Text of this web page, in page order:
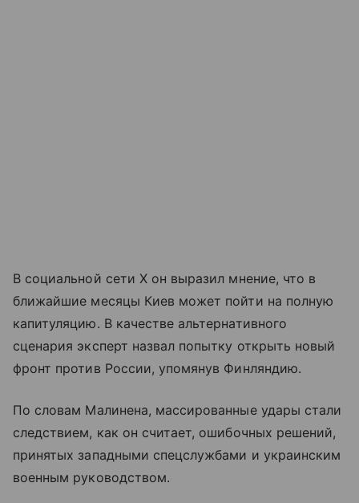
В социальной сети X он выразил мнение, что в
ближайшие месяцы Киев может пойти на полную
капитуляцию. В качестве альтернативного
сценария эксперт назвал попытку открыть новый
фронт против России, упомянув Финляндию.
По словам Малинена, массированные удары стали
следствием, как он считает, ошибочных решений,
принятых западными спецслужбами и украинским
военным руководством.